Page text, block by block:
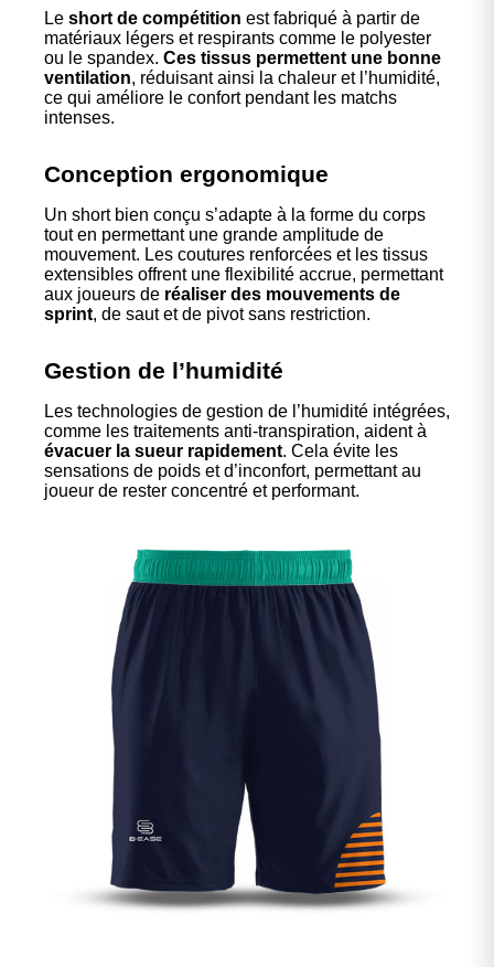
Le short de compétition est fabriqué à partir de
matériaux légers et respirants comme le polyester
ou le spandex. Ces tissus permettent une bonne
ventilation, réduisant ainsi la chaleur et l’humidité,
ce qui améliore le confort pendant les matchs
intenses.
Conception ergonomique
Un short bien conçu s’adapte à la forme du corps
tout en permettant une grande amplitude de
mouvement. Les coutures renforcées et les tissus
extensibles offrent une flexibilité accrue, permettant
aux joueurs de réaliser des mouvements de
sprint, de saut et de pivot sans restriction.
Gestion de l’humidité
Les technologies de gestion de l’humidité intégrées,
comme les traitements anti-transpiration, aident à
évacuer la sueur rapidement. Cela évite les
sensations de poids et d’inconfort, permettant au
joueur de rester concentré et performant.